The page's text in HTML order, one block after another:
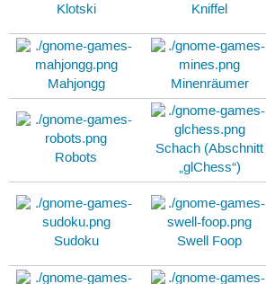
Klotski Kniffel
Mahjongg Minenräumer
Robots
Schach (Abschnitt
„glChess“)
Sudoku Swell Foop